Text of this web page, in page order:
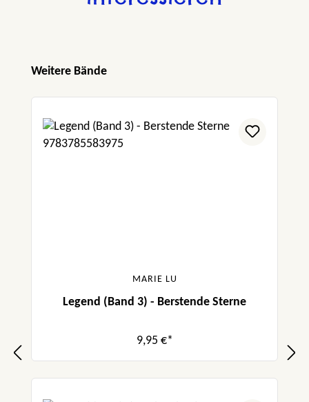
Produktgalerie überspringen
Weitere Bände
MARIE LU
Legend (Band 3) - Berstende Sterne
9,95 €*